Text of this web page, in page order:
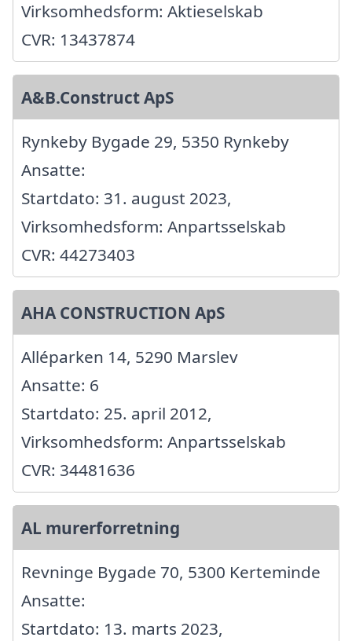
Virksomhedsform: Aktieselskab
CVR: 13437874
A&B.Construct ApS
Rynkeby Bygade 29, 5350 Rynkeby
Ansatte:
Startdato: 31. august 2023,
Virksomhedsform: Anpartsselskab
CVR: 44273403
AHA CONSTRUCTION ApS
Alléparken 14, 5290 Marslev
Ansatte: 6
Startdato: 25. april 2012,
Virksomhedsform: Anpartsselskab
CVR: 34481636
AL murerforretning
Revninge Bygade 70, 5300 Kerteminde
Ansatte:
Startdato: 13. marts 2023,